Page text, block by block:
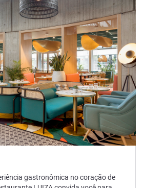
gastronômica no coração de